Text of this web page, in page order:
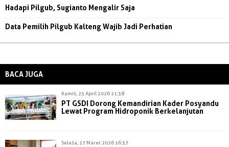
Hadapi Pilgub, Sugianto Mengalir Saja
Data Pemilih Pilgub Kalteng Wajib Jadi Perhatian
BACA JUGA
Kamis, 23 April 2026 21:38
PT GSDI Dorong Kemandirian Kader Posyandu
Lewat Program Hidroponik Berkelanjutan
Selasa, 17 Maret 2026 16:37